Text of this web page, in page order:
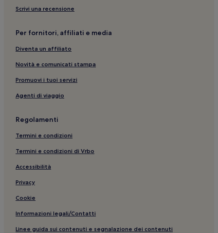
Scrivi una recensione
Per fornitori, affiliati e media
Diventa un affiliato
Novità e comunicati stampa
Promuovi i tuoi servizi
Agenti di viaggio
Regolamenti
Termini e condizioni
Termini e condizioni di Vrbo
Accessibilità
Privacy
Cookie
Informazioni legali/Contatti
Linee guida sui contenuti e segnalazione dei contenuti